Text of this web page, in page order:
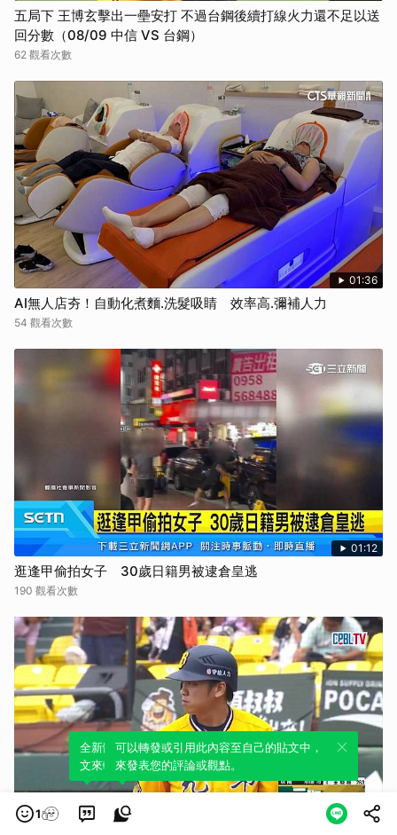
五局下 王博玄擊出一壘安打 不過台鋼後續打線火力還不足以送
回分數（08/09 中信 VS 台鋼）
62 觀看次數
01:36
AI無人店夯！自動化煮麵.洗髮吸睛 效率高.彌補人力
54 觀看次數
01:12
逛逢甲偷拍女子 30歲日籍男被逮倉皇逃
190 觀看次數
01:17
1
全新體驗！一鍵引用此內容，透過發布貼
文來輕鬆表達個人立場。
可以轉發或引用此內容至自己的貼文中，
來發表您的評論或觀點。